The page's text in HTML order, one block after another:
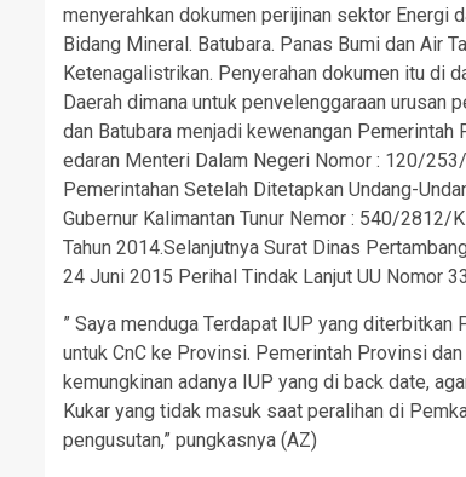
menyerahkan dokumen perijinan sektor Energi
Bidang Mineral. Batubara. Panas Bumi dan Air
Ketenagalistrikan. Penyerahan dokumen itu di
Daerah dimana untuk penvelenggaraan urusan
dan Batubara menjadi kewenangan
edaran Menteri Dalam Negeri Nomor : 120/
Pemerintahan Setelah Ditetapkan Undang-
Gubernur Kalimantan Tunur Nemor : 540/2812/
Tahun 2014.Selanjutnya Surat Dinas
24 Juni 2015 Perihal Tindak Lanjut UU Nomor
” Saya menduga Terdapat IUP yang
untuk CnC ke Provinsi. Pemerintah Provinsi
kemungkinan adanya IUP yang di back date,
Kukar yang tidak masuk saat peralihan di
pengusutan,” pungkasnya (AZ)